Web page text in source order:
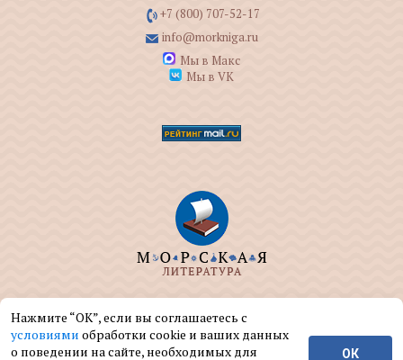
+7 (800) 707-52-17
info@morkniga.ru
Мы в Макс
Мы в VK
ООО "МОРКНИГА" занимается изданием и
реализацией книг на морскую тематику.
Нажмите “ОК”, если вы соглашаетесь с
условиями обработки cookie и ваших данных
о поведении на сайте, необходимых для
ОК